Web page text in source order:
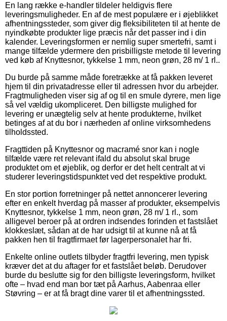
En lang række e-handler tildeler heldigvis flere
leveringsmuligheder. En af de mest populære er i øjeblikket
afhentningssteder, som giver dig fleksibiliteten til at hente de
nyindkøbte produkter lige præcis når det passer ind i din
kalender. Leveringsformen er nemlig super smertefri, samt i
mange tilfælde ydermere den prisbilligste metode til levering
ved køb af Knyttesnor, tykkelse 1 mm, neon grøn, 28 m/ 1 rl..
Du burde på samme måde foretrække at få pakken leveret
hjem til din privatadresse eller til adressen hvor du arbejder.
Fragtmuligheden viser sig af og til en smule dyrere, men lige
så vel vældig ukompliceret. Den billigste mulighed for
levering er unægtelig selv at hente produkterne, hvilket
betinges af at du bor i nærheden af online virksomhedens
tilholdssted.
Fragttiden på Knyttesnor og macramé snor kan i nogle
tilfælde være ret relevant ifald du absolut skal bruge
produktet om et øjeblik, og derfor er det helt centralt at vi
studerer leveringstidspunktet ved det respektive produkt.
En stor portion forretninger på nettet annoncerer levering
efter en enkelt hverdag på masser af produkter, eksempelvis
Knyttesnor, tykkelse 1 mm, neon grøn, 28 m/ 1 rl., som
alligevel beroer på at ordren indsendes forinden et fastslået
klokkeslæt, sådan at de har udsigt til at kunne nå at få
pakken hen til fragtfirmaet før lagerpersonalet har fri.
Enkelte online outlets tilbyder fragtfri levering, men typisk
kræver det at du aftager for et fastslået beløb. Derudover
burde du beslutte sig for den billigste leveringsform, hvilket
ofte – hvad end man bor tæt på Aarhus, Aabenraa eller
Støvring – er at få bragt dine varer til et afhentningssted.